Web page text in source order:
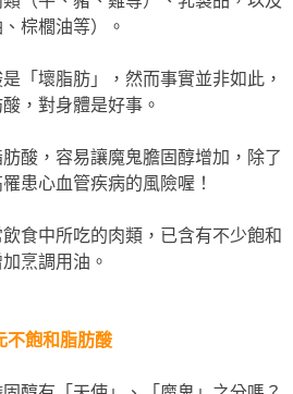
棕櫚油等）。
「壞脂肪」，然而事實並非如此，
，對身體是好事。
酸，容易讓魔鬼膽固醇增加，除了
患心血管疾病的風險喔！
食中所吃的肉類，已含有不少飽和
烹調用油。
不飽和脂肪酸